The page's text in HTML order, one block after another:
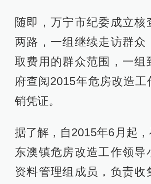
随即，万宁市纪委成立核
两路，一组继续走访群众
取费用的群众范围，一组
府查阅2015年危房改造工
销凭证。
据了解，自2015年6月起
东澳镇危房改造工作领导
资料管理组成员，负责收